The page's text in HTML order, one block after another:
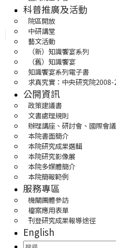
科普推廣及活動
院區開放
中研講堂
藝文活動
（新）知識饗宴系列
（舊）知識饗宴
知識饗宴系列電子書
求真究實：中央研究院
公開資訊
政策建議書
文書處理規則
辦理講座、研討會、國際會
本院書面簡介
本院研究成果選輯
本院研究影像展
本院多媒體簡介
本院簡報範例
服務專區
機關團體參訪
檔案應用表單
刊登研究成果報導途徑
English